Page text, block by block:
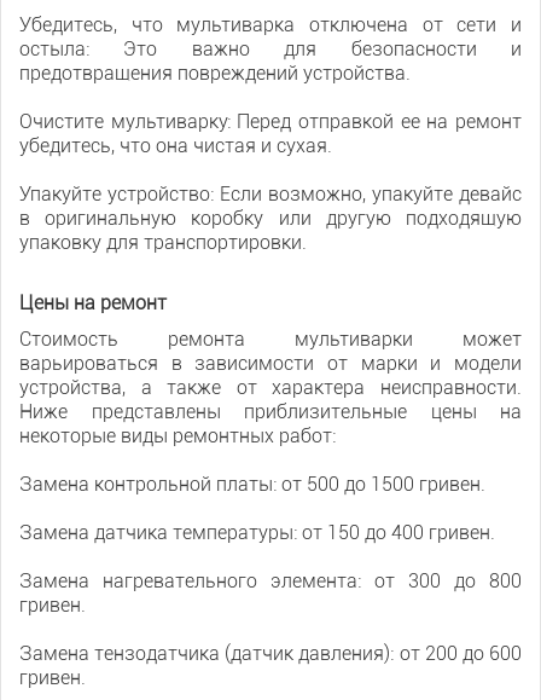
Убедитесь, что мультиварка отключена от сети и
остыла: Это важно для безопасности и
предотвращения повреждений устройства.
Очистите мультиварку: Перед отправкой ее на ремонт
убедитесь, что она чистая и сухая.
Упакуйте устройство: Если возможно, упакуйте девайс
в оригинальную коробку или другую подходящую
упаковку для транспортировки.
Цены на ремонт
Стоимость ремонта мультиварки может
варьироваться в зависимости от марки и модели
устройства, а также от характера неисправности.
Ниже представлены приблизительные цены на
некоторые виды ремонтных работ:
Замена контрольной платы: от 500 до 1500 гривен.
Замена датчика температуры: от 150 до 400 гривен.
Замена нагревательного элемента: от 300 до 800
гривен.
Замена тензодатчика (датчик давления): от 200 до 600
гривен.